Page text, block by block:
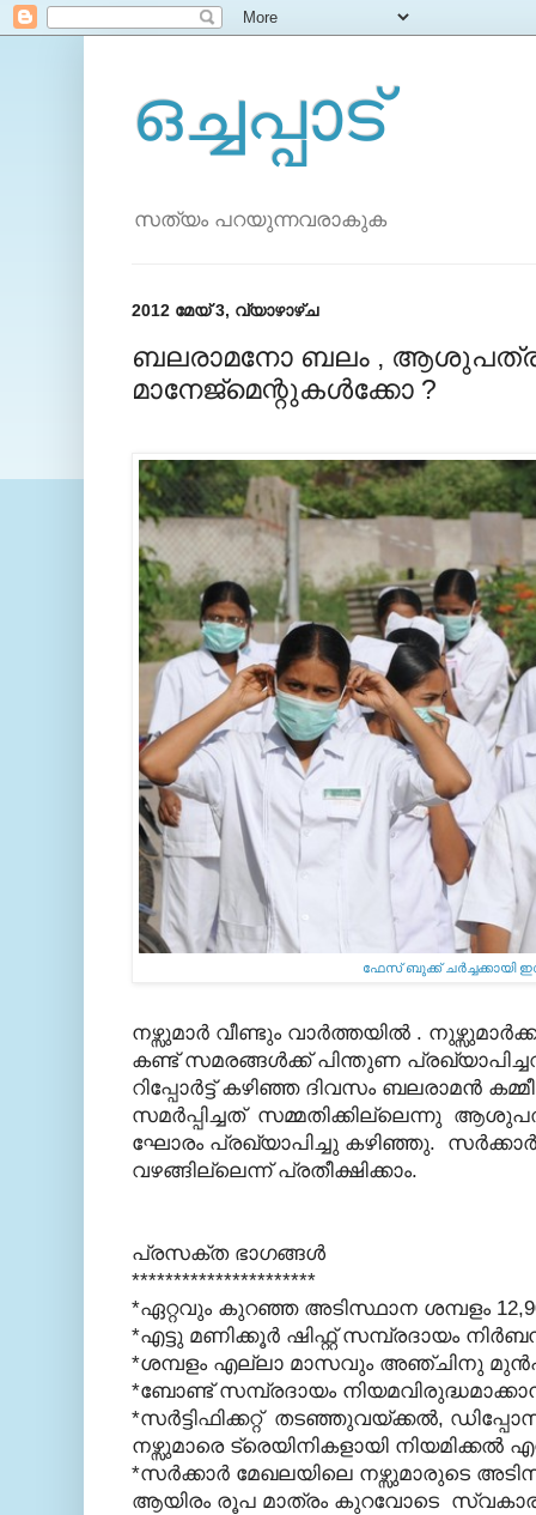
ഒച്ചപ്പാട്
സത്യം പറയുന്നവരാകുക
2012 മേയ് 3, വ്യാഴാഴ്‌ച
ബലരാമനോ ബലം ,
മാനേജ്മെന്റുകള്‍ക്കോ ?
ഫേസ് ബുക്ക്‌ ചര്‍ച്ചക്കായി
നഴ്സുമാര്‍ വീണ്ടും വാര്‍ത്തയില്‍ .
കണ്ട്‌ സമരങ്ങള്‍ക്ക് പിന്തുണ
റിപ്പോര്‍ട്ട്‌ കഴിഞ്ഞ ദിവസം ബലരാമന്‍
സമര്‍പ്പിച്ചത് സമ്മതിക്കില്ലെന്നു
ഘോരം പ്രഖ്യാപിച്ചു കഴിഞ്ഞു.
വഴങ്ങില്ലെന്ന് പ്രതീക്ഷിക്കാം.
പ്രസക്ത ഭാഗങ്ങള്‍
**********************
*ഏറ്റവും കുറഞ്ഞ അടിസ്ഥാന ശമ്പളം
*എട്ടു മണിക്കൂര്‍ ഷിഫ്റ്റ് സമ്പ്രദായം
*ശമ്പളം എല്ലാ മാസവും അഞ്ചിനു
*ബോണ്ട് സമ്പ്രദായം
*സര്‍ട്ടിഫിക്കറ്റ് തടഞ്ഞുവയ്ക്കല്‍,
നഴ്സുമാരെ ട്രെയിനികളായി നിയമിക്കല്‍
*സര്‍ക്കാര്‍ മേഖലയിലെ നഴ്സുമാരുടെ
ആയിരം രൂപ മാത്രം കുറവോടെ